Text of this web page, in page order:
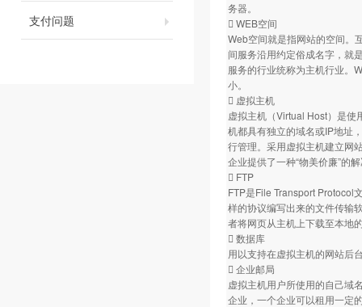
支付问题
务器。
 WEB空间
Web空间就是指网站的空间。
间服务沿用约定俗成名字，就
服务的行业统称为主机行业。
小。
 虚拟主机
虚拟主机（Virtual Host）是使
机都具有独立的域名或IP地址
行管理。采用虚拟主机建立网
企业提供了一种“物美价廉”的
 FTP
FTP是File Transport Protocol
样的协议编写出来的文件传输
者将网页从主机上下载至本地
 数据库
用以支持在虚拟主机的网站后
 企业邮局
虚拟主机用户所使用的自己域
企业，一个企业可以租用一定